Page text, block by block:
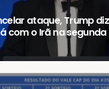
ataque, Trump
com o Irã na